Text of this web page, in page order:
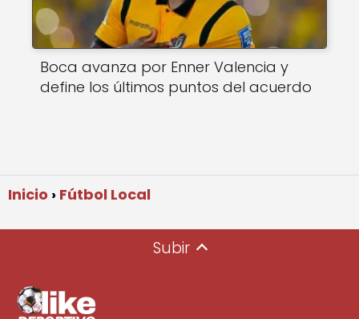
Boca avanza por Enner Valencia y
define los últimos puntos del acuerdo
Inicio Fútbol Local
Subir